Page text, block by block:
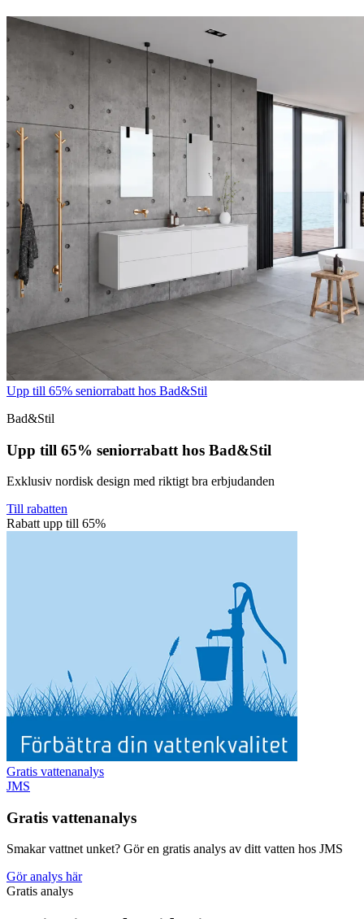
Upp till 65% seniorrabatt hos Bad&Stil
Bad&Stil
Upp till 65% seniorrabatt hos Bad&Stil
Exklusiv nordisk design med riktigt bra erbjudanden
Till rabatten
Rabatt upp till 65%
Gratis vattenanalys
JMS
Gratis vattenanalys
Smakar vattnet unket? Gör en gratis analys av ditt vatten hos JMS
Gör analys här
Gratis analys